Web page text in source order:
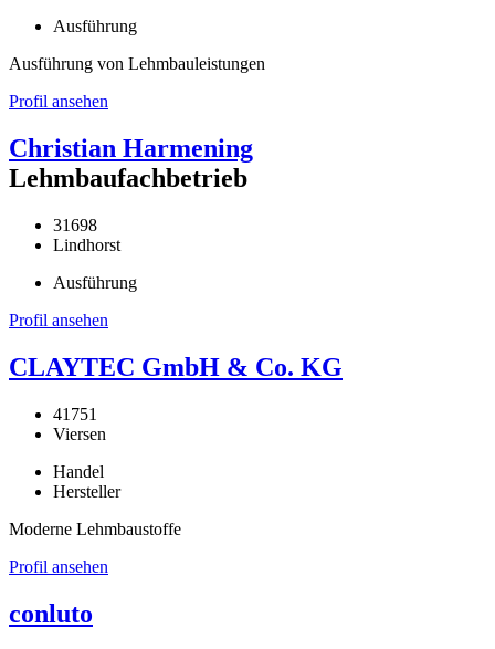
Ausführung
Ausführung von Lehmbauleistungen
Profil ansehen
Christian Harmening
Lehmbaufachbetrieb
31698
Lindhorst
Ausführung
Profil ansehen
CLAYTEC GmbH & Co. KG
41751
Viersen
Handel
Hersteller
Moderne Lehmbaustoffe
Profil ansehen
conluto